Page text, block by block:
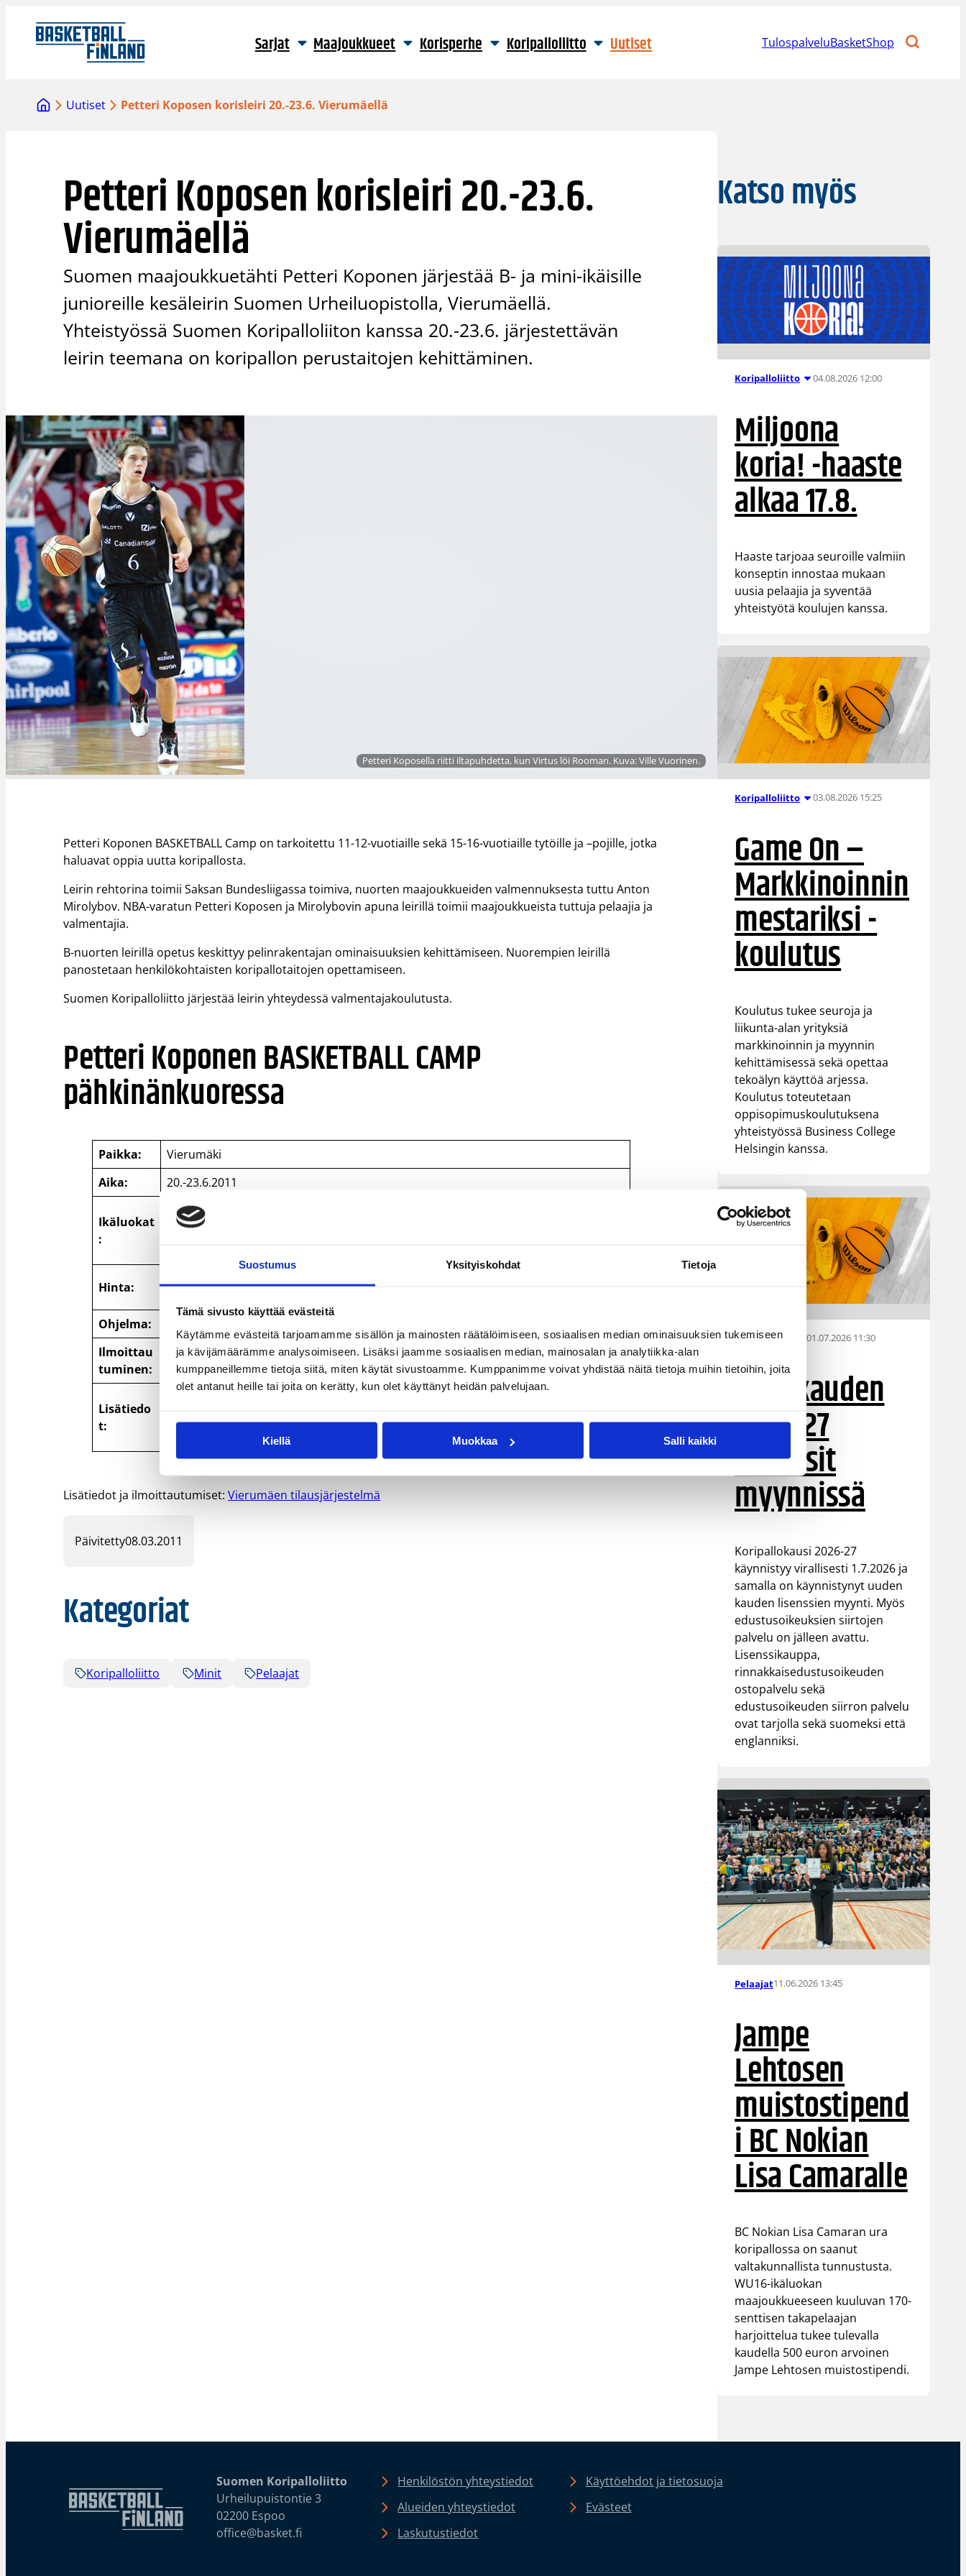
Suostumus Yksityiskohdat Tietoja
Tämä sivusto käyttää evästeitä
Käytämme evästeitä tarjoamamme sisällön ja mainosten räätälöimiseen, sosiaalisen median ominaisuuksien tukemiseen
ja kävijämäärämme analysoimiseen. Lisäksi jaamme sosiaalisen median, mainosalan ja analytiikka-alan
kumppaneillemme tietoja siitä, miten käytät sivustoamme. Kumppanimme voivat yhdistää näitä tietoja muihin tietoihin, joita
olet antanut heille tai joita on kerätty, kun olet käyttänyt heidän palvelujaan.
Kiellä Muokkaa Salli kaikki
sisältöön
Sarjat Maajoukkueet Korisperhe Koripalloliitto Uutiset TulospalveluBasketShop
Uutiset Petteri Koposen korisleiri 20.-23.6. Vierumäellä
Petteri Koposen korisleiri 20.-23.6.
Vierumäellä
Suomen maajoukkuetähti Petteri Koponen järjestää B- ja mini-ikäisille
junioreille kesäleirin Suomen Urheiluopistolla, Vierumäellä.
Yhteistyössä Suomen Koripalloliiton kanssa 20.-23.6. järjestettävän
leirin teemana on koripallon perustaitojen kehittäminen.
Petteri Koposella riitti iltapuhdetta, kun Virtus löi Rooman. Kuva: Ville Vuorinen.
Petteri Koponen BASKETBALL Camp on tarkoitettu 11-12-vuotiaille sekä 15-16-vuotiaille tytöille ja –pojille, jotka
haluavat oppia uutta koripallosta.
Leirin rehtorina toimii Saksan Bundesliigassa toimiva, nuorten maajoukkueiden valmennuksesta tuttu Anton
Mirolybov. NBA-varatun Petteri Koposen ja Mirolybovin apuna leirillä toimii maajoukkueista tuttuja pelaajia ja
valmentajia.
B-nuorten leirillä opetus keskittyy pelinrakentajan ominaisuuksien kehittämiseen. Nuorempien leirillä
panostetaan henkilökohtaisten koripallotaitojen opettamiseen.
Suomen Koripalloliitto järjestää leirin yhteydessä valmentajakoulutusta.
Petteri Koponen BASKETBALL CAMP
pähkinänkuoressa
Paikka:
Vierumäki
Aika:
20.-23.6.2011
Ikäluokat
:
Minit (1999-2000-syntyneet): Henkilökohtaisen taidon leiri
Hinta:
Ohjelma:
Ilmoittau
tuminen:
27.5.2011 mennessä
Lisätiedo
t:
Lisätiedot ja ilmoittautumiset:Vierumäen tilausjärjestelmä
Päivitetty08.03.2011
Kategoriat
Koripalloliitto Minit Pelaajat
Katso myös
Koripalloliitto 04.08.2026 12:00
Miljoona
koria! -haaste
alkaa 17.8.
Haaste tarjoaa seuroille valmiin
konseptin innostaa mukaan
uusia pelaajia ja syventää
yhteistyötä koulujen kanssa.
Koripalloliitto 03.08.2026 15:25
Game On –
Markkinoinnin
mestariksi -
koulutus
Koulutus tukee seuroja ja
liikunta-alan yrityksiä
markkinoinnin ja myynnin
kehittämisessä sekä opettaa
tekoälyn käyttöä arjessa.
Koulutus toteutetaan
oppisopimuskoulutuksena
yhteistyössä Business College
Helsingin kanssa.
Alueen sarja 01.07.2026 11:30
Koriskauden
2026-27
lisenssit
myynnissä
Koripallokausi 2026-27
käynnistyy virallisesti 1.7.2026 ja
samalla on käynnistynyt uuden
kauden lisenssien myynti. Myös
edustusoikeuksien siirtojen
palvelu on jälleen avattu.
Lisenssikauppa,
rinnakkaisedustusoikeuden
ostopalvelu sekä
edustusoikeuden siirron palvelu
ovat tarjolla sekä suomeksi että
englanniksi.
Pelaajat11.06.2026 13:45
Jampe
Lehtosen
muistostipend
i BC Nokian
Lisa Camaralle
BC Nokian Lisa Camaran ura
koripallossa on saanut
valtakunnallista tunnustusta.
WU16-ikäluokan
maajoukkueeseen kuuluvan 170-
senttisen takapelaajan
harjoittelua tukee tulevalla
kaudella 500 euron arvoinen
Jampe Lehtosen muistostipendi.
Suomen Koripalloliitto
Urheilupuistontie 3
02200 Espoo
office@basket.fi
Henkilöstön yhteystiedot
Alueiden yhteystiedot
Laskutustiedot
Käyttöehdot ja tietosuoja
Evästeet